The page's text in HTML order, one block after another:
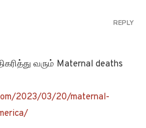
வரும் Maternal deaths
2023/03/20/maternal-
REPLY